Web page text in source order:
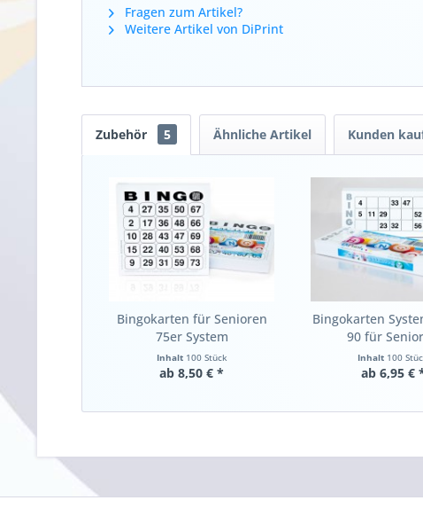
Fragen zum Artikel?
Weitere Artikel von DiPrint
Zubehör 5 Ähnliche Artikel Kunden
Bingokarten für Senioren
75er System
Inhalt 100 Stück
ab 8,50 € *
Bingokarten
90 für
Inhalt 100
ab 6,95 €